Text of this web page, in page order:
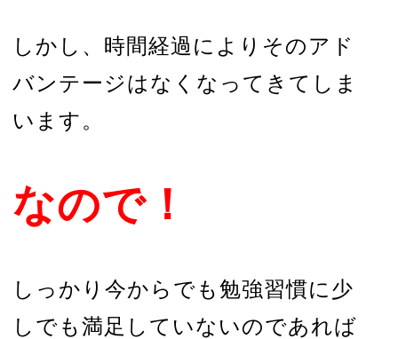
しかし、時間経過によりそのアド
バンテージはなくなってきてしま
います。
なので！
しっかり今からでも勉強習慣に少
しでも満足していないのであれば